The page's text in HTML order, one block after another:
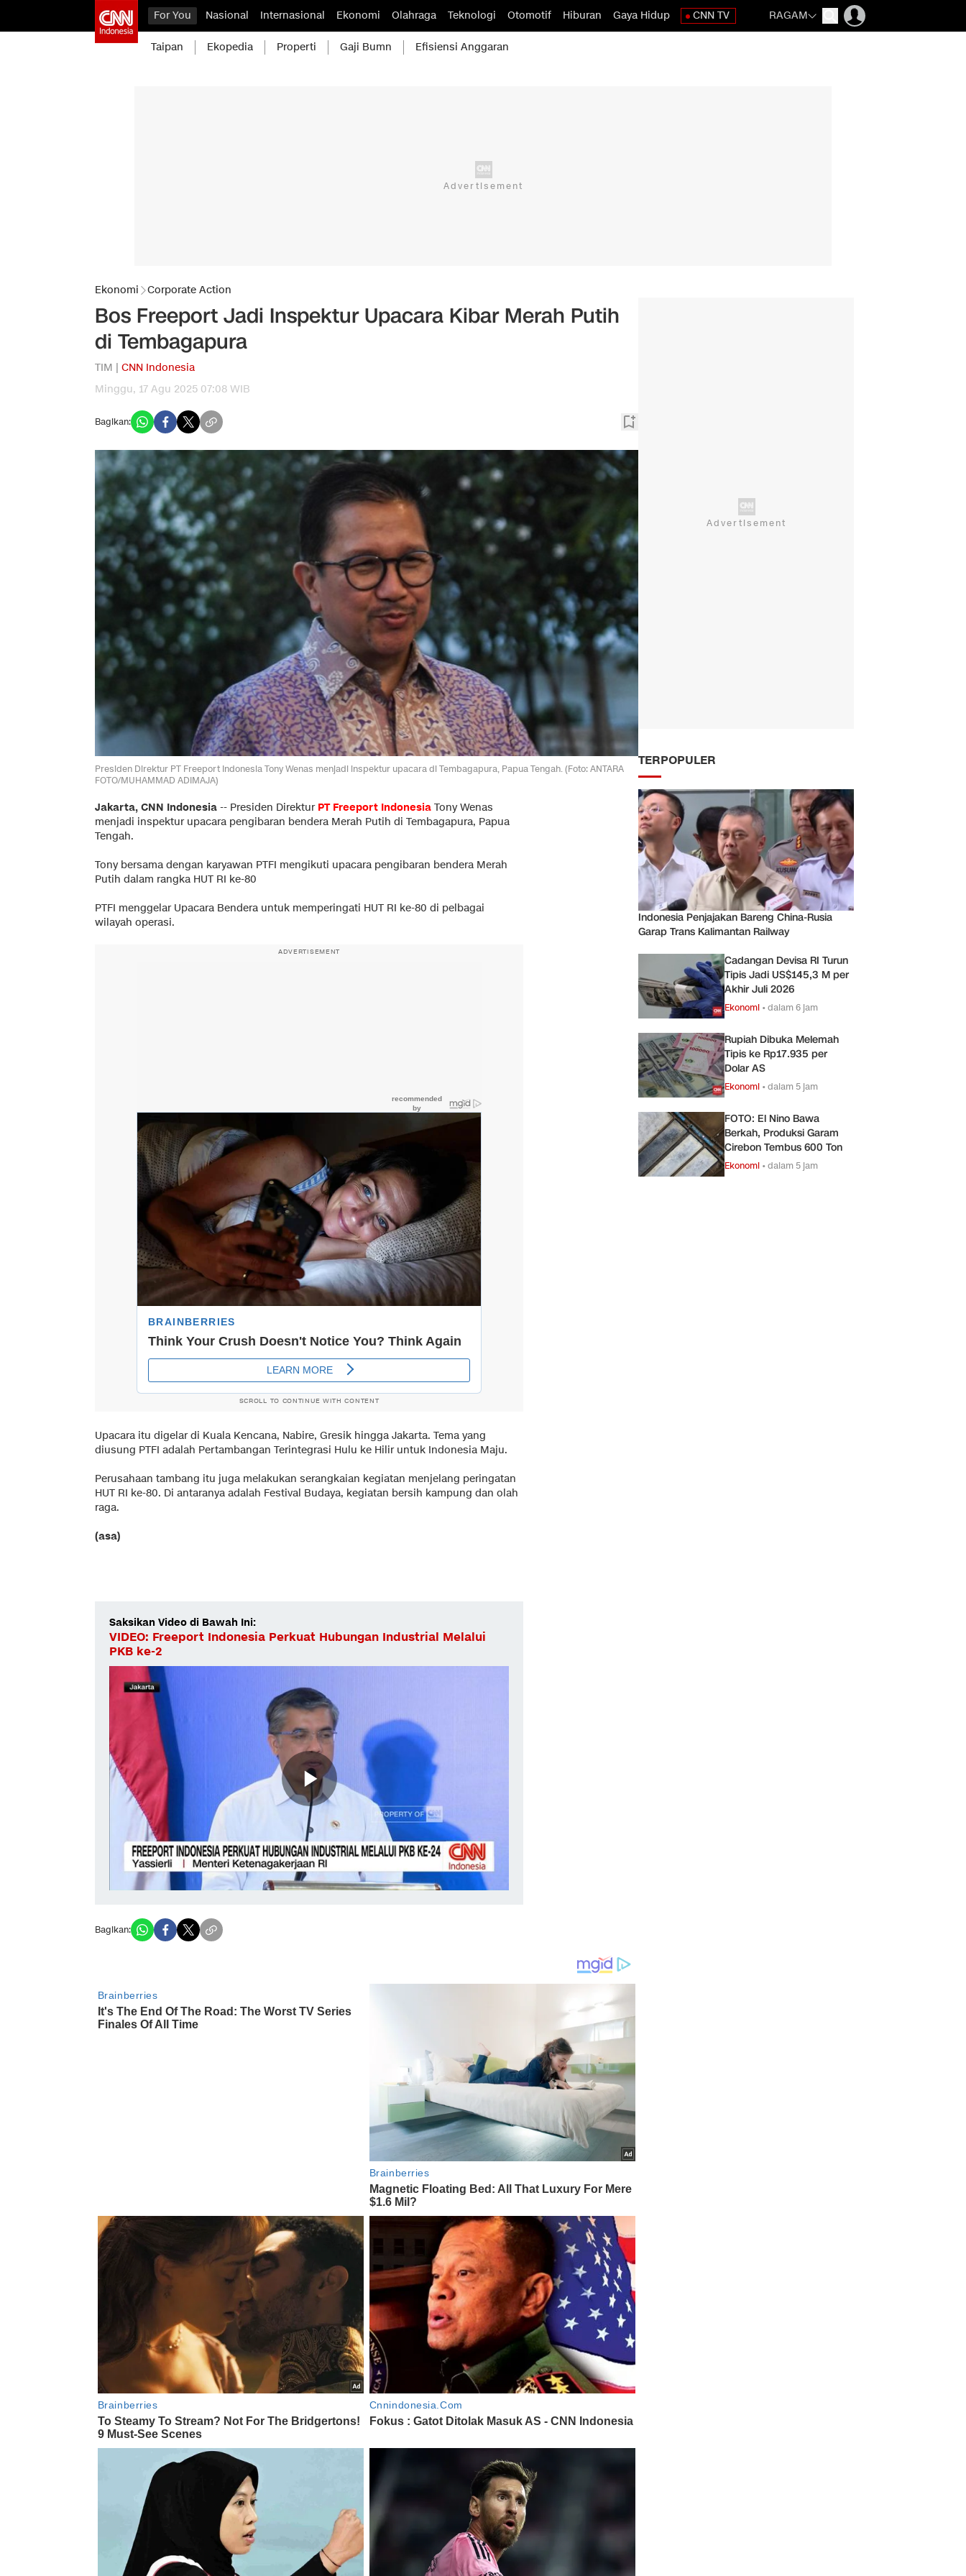
For You Nasional Internasional Ekonomi Olahraga Teknologi Otomotif Hiburan Gaya Hidup CNN TV RAGAM
Taipan Ekopedia Properti Gaji Bumn Efisiensi Anggaran
Ekonomi Corporate Action
Bos Freeport Jadi Inspektur Upacara Kibar Merah Putih
di Tembagapura
TIM | CNN Indonesia
Minggu, 17 Agu 2025 07:08 WIB
Bagikan:
Presiden Direktur PT Freeport Indonesia Tony Wenas menjadi inspektur upacara di Tembagapura, Papua Tengah. (Foto: ANTARA
FOTO/MUHAMMAD ADIMAJA)
Jakarta, CNN Indonesia -- Presiden Direktur PT Freeport Indonesia Tony Wenas
menjadi inspektur upacara pengibaran bendera Merah Putih di Tembagapura, Papua
Tengah.
Tony bersama dengan karyawan PTFI mengikuti upacara pengibaran bendera Merah
Putih dalam rangka HUT RI ke-80
PTFI menggelar Upacara Bendera untuk memperingati HUT RI ke-80 di pelbagai
wilayah operasi.
ADVERTISEMENT
SCROLL TO CONTINUE WITH CONTENT
Upacara itu digelar di Kuala Kencana, Nabire, Gresik hingga Jakarta. Tema yang
diusung PTFI adalah Pertambangan Terintegrasi Hulu ke Hilir untuk Indonesia Maju.
Perusahaan tambang itu juga melakukan serangkaian kegiatan menjelang peringatan
HUT RI ke-80. Di antaranya adalah Festival Budaya, kegiatan bersih kampung dan olah
raga.
(asa)
Saksikan Video di Bawah Ini:
VIDEO: Freeport Indonesia Perkuat Hubungan Industrial Melalui
PKB ke-2
Bagikan:
TERPOPULER
Indonesia Penjajakan Bareng China-Rusia
Garap Trans Kalimantan Railway
Cadangan Devisa RI Turun
Tipis Jadi US$145,3 M per
Akhir Juli 2026
Ekonomi •dalam 6 jam
Rupiah Dibuka Melemah
Tipis ke Rp17.935 per
Dolar AS
Ekonomi •dalam 5 jam
FOTO: El Nino Bawa
Berkah, Produksi Garam
Cirebon Tembus 600 Ton
Ekonomi •dalam 5 jam